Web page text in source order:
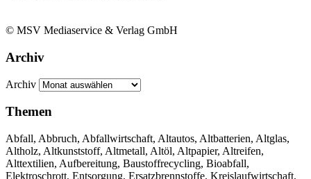
© MSV Mediaservice & Verlag GmbH
Archiv
Archiv
Themen
Abfall, Abbruch, Abfallwirtschaft, Altautos, Altbatterien, Altglas,
Altholz, Altkunststoff, Altmetall, Altöl, Altpapier, Altreifen,
Alttextilien, Aufbereitung, Baustoffrecycling, Bioabfall,
Elektroschrott, Entsorgung, Ersatzbrennstoffe, Kreislaufwirtschaft,